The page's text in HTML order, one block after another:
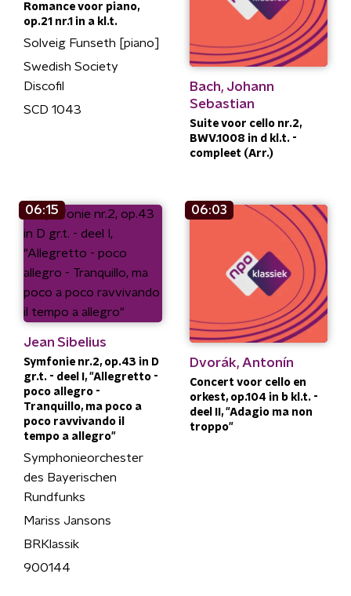
Romance voor piano,
op.21 nr.1 in a kl.t.
Solveig Funseth [piano]
Swedish Society
Discofil
SCD 1043
Bach, Johann
Sebastian
Suite voor cello nr.2,
BWV.1008 in d kl.t. -
compleet (Arr.)
06:15
Jean Sibelius
Symfonie nr.2, op.43 in D
gr.t. - deel I, "Allegretto -
poco allegro -
Tranquillo, ma poco a
poco ravvivando il
tempo a allegro"
Symphonieorchester
des Bayerischen
Rundfunks
Mariss Jansons
BRKlassik
900144
06:03
Dvorák, Antonín
Concert voor cello en
orkest, op.104 in b kl.t. -
deel II, "Adagio ma non
troppo"